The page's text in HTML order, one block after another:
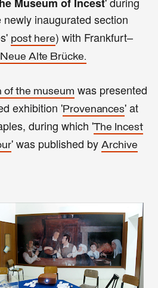
newly inaugurated section
post here) with Frankfurt–
Alte Brücke.
of the museum was presented
exhibition 'Provenances' at
during which 'The Incest
' was published by Archive